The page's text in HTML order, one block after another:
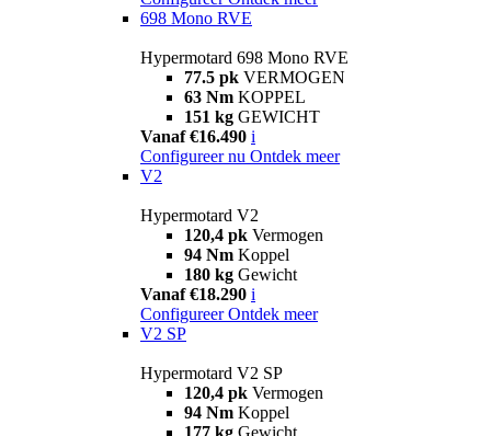
698 Mono RVE
Hypermotard 698 Mono RVE
77.5 pk VERMOGEN
63 Nm KOPPEL
151 kg GEWICHT
Vanaf €16.490 i
Configureer nu Ontdek meer
V2
Hypermotard V2
120,4 pk Vermogen
94 Nm Koppel
180 kg Gewicht
Vanaf €18.290 i
Configureer Ontdek meer
V2 SP
Hypermotard V2 SP
120,4 pk Vermogen
94 Nm Koppel
177 kg Gewicht